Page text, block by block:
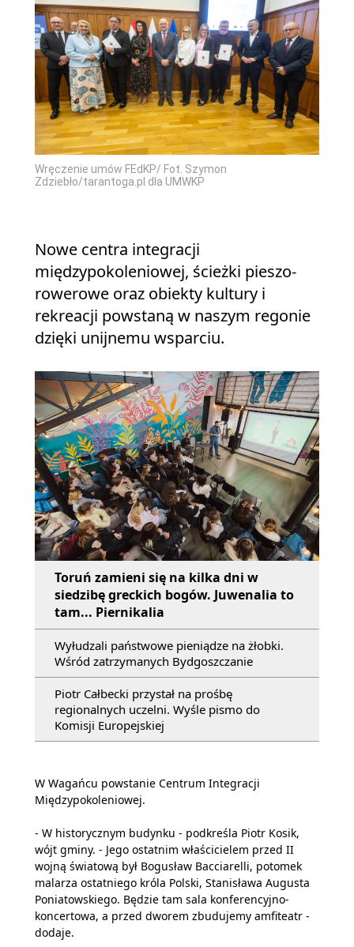
Wręczenie umów FEdKP/ Fot. Szymon
Zdziebło/tarantoga.pl dla UMWKP
Nowe centra integracji
międzypokoleniowej, ścieżki pieszo-
rowerowe oraz obiekty kultury i
rekreacji powstaną w naszym regonie
dzięki unijnemu wsparciu.
Toruń zamieni się na kilka dni w
siedzibę greckich bogów. Juwenalia to
tam... Piernikalia
Wyłudzali państwowe pieniądze na żłobki.
Wśród zatrzymanych Bydgoszczanie
Piotr Całbecki przystał na prośbę
regionalnych uczelni. Wyśle pismo do
Komisji Europejskiej
W Wagańcu powstanie Centrum Integracji
Międzypokoleniowej.
- W historycznym budynku - podkreśla Piotr Kosik,
wójt gminy. - Jego ostatnim właścicielem przed II
wojną światową był Bogusław Bacciarelli, potomek
malarza ostatniego króla Polski, Stanisława Augusta
Poniatowskiego. Będzie tam sala konferencyjno-
koncertowa, a przed dworem zbudujemy amfiteatr -
dodaje.